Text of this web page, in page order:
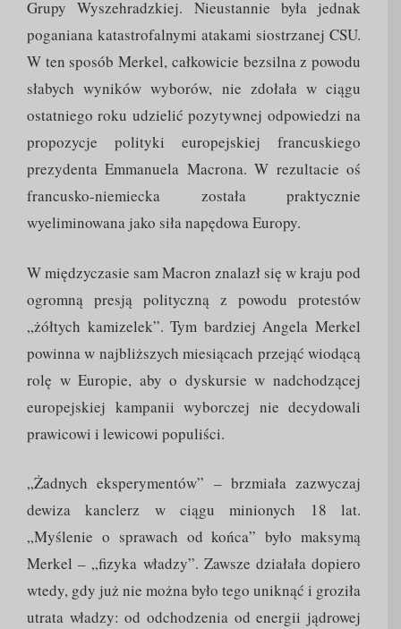
Grupy Wyszehradzkiej. Nieustannie była jednak
poganiana katastrofalnymi atakami siostrzanej CSU.
W ten sposób Merkel, całkowicie bezsilna z powodu
słabych wyników wyborów, nie zdołała w ciągu
ostatniego roku udzielić pozytywnej odpowiedzi na
propozycje polityki europejskiej francuskiego
prezydenta Emmanuela Macrona. W rezultacie oś
francusko-niemiecka została praktycznie
wyeliminowana jako siła napędowa Europy.
W międzyczasie sam Macron znalazł się w kraju pod
ogromną presją polityczną z powodu protestów
„żółtych kamizelek”. Tym bardziej Angela Merkel
powinna w najbliższych miesiącach przejąć wiodącą
rolę w Europie, aby o dyskursie w nadchodzącej
europejskiej kampanii wyborczej nie decydowali
prawicowi i lewicowi populiści.
„Żadnych eksperymentów” – brzmiała zazwyczaj
dewiza kanclerz w ciągu minionych 18 lat.
„Myślenie o sprawach od końca” było maksymą
Merkel – „fizyka władzy”. Zawsze działała dopiero
wtedy, gdy już nie można było tego uniknąć i groziła
utrata władzy: od odchodzenia od energii jądrowej